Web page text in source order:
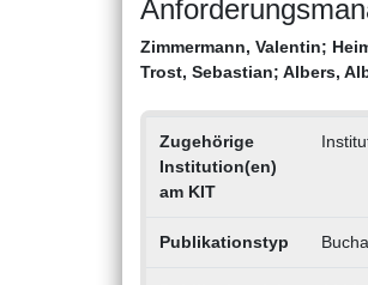
Zimmermann, Valentin;
Trost, Sebastian; Albers,
Zugehörige
Institution(en)
am KIT
Publikationstyp